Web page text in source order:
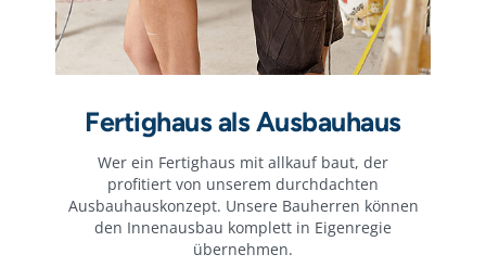
Fertighaus als Ausbauhaus
Wer ein Fertighaus mit allkauf baut, der
profitiert von unserem durchdachten
Ausbauhauskonzept. Unsere Bauherren können
den Innenausbau komplett in Eigenregie
übernehmen.